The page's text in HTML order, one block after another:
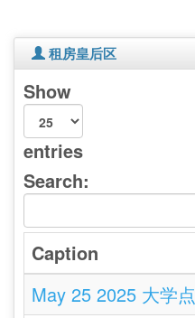
租房皇后区
Show
entries
Search:
Caption
May 25 2025 大学点